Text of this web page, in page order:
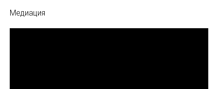
Медиация